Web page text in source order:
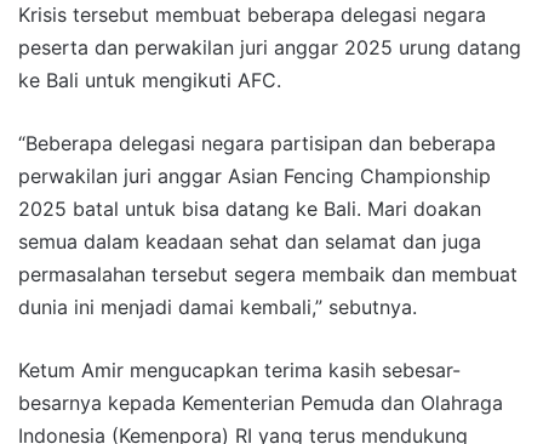
Krisis tersebut membuat beberapa delegasi negara
peserta dan perwakilan juri anggar 2025 urung datang
ke Bali untuk mengikuti AFC.
“Beberapa delegasi negara partisipan dan beberapa
perwakilan juri anggar Asian Fencing Championship
2025 batal untuk bisa datang ke Bali. Mari doakan
semua dalam keadaan sehat dan selamat dan juga
permasalahan tersebut segera membaik dan membuat
dunia ini menjadi damai kembali,” sebutnya.
Ketum Amir mengucapkan terima kasih sebesar-
besarnya kepada Kementerian Pemuda dan Olahraga
Indonesia (Kemenpora) RI yang terus mendukung